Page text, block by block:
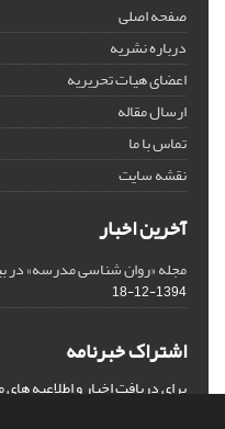
صفحه اصلی
درباره نشریه
اعضای هیات تحریریه
ارسال مقاله
تماس با ما
نقشه سایت
آخرین اخبار
مجله «روان شناسی مدرسه» در
1394-12-18
اشتراک خبرنامه
برای دریافت اخبار و اطلاعیه